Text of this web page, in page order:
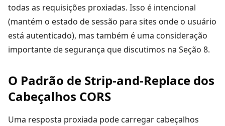
todas as requisições proxiadas. Isso é intencional
(mantém o estado de sessão para sites onde o usuário
está autenticado), mas também é uma consideração
importante de segurança que discutimos na Seção 8.
O Padrão de Strip-and-Replace dos
Cabeçalhos CORS
Uma resposta proxiada pode carregar cabeçalhos